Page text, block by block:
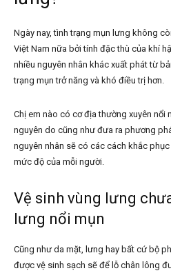
Ngày nay, tình trạng mụn lưng không
Việt Nam nữa bởi tính đặc thù của khí
nhiều nguyên nhân khác xuất phát từ
trạng mụn trở năng và khó điều trị hơn.
Chị em nào có cơ địa thường xuyên nổi
nguyên do cũng như đưa ra phương
nguyên nhân sẽ có các cách khắc
mức độ của mỗi người.
Vệ sinh vùng lưng
lưng nổi mụn
Cũng như da mặt, lưng hay bất cứ bộ
được vệ sinh sạch sẽ để lỗ chân lông